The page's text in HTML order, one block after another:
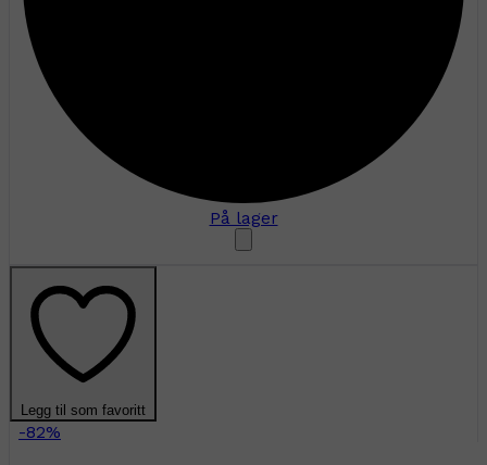
På lager
Legg til som favoritt
-82%